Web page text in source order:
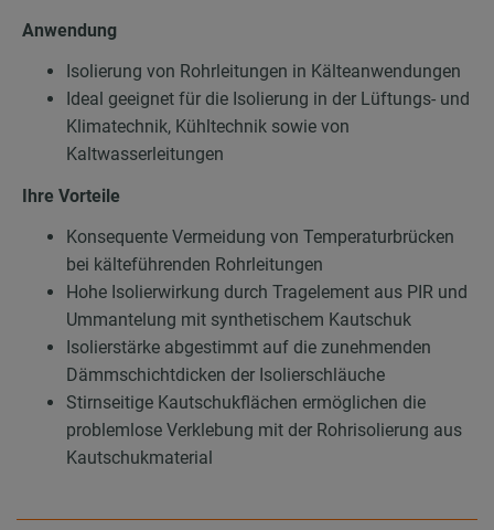
Anwendung
Isolierung von Rohrleitungen in Kälteanwendungen
Ideal geeignet für die Isolierung in der Lüftungs- und
Klimatechnik, Kühltechnik sowie von
Kaltwasserleitungen
Ihre Vorteile
Konsequente Vermeidung von Temperaturbrücken
bei kälteführenden Rohrleitungen
Hohe Isolierwirkung durch Tragelement aus PIR und
Ummantelung mit synthetischem Kautschuk
Isolierstärke abgestimmt auf die zunehmenden
Dämmschichtdicken der Isolierschläuche
Stirnseitige Kautschukflächen ermöglichen die
problemlose Verklebung mit der Rohrisolierung aus
Kautschukmaterial